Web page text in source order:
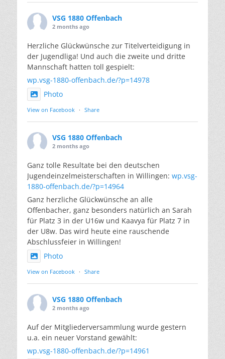
VSG 1880 Offenbach
2 months ago
Herzliche Glückwünsche zur Titelverteidigung in
der Jugendliga! Und auch die zweite und dritte
Mannschaft hatten toll gespielt:
wp.vsg-1880-offenbach.de/?p=14978
Photo
View on Facebook · Share
VSG 1880 Offenbach
2 months ago
Ganz tolle Resultate bei den deutschen
Jugendeinzelmeisterschaften in Willingen: wp.vsg-
1880-offenbach.de/?p=14964
Ganz herzliche Glückwünsche an alle
Offenbacher, ganz besonders natürlich an Sarah
für Platz 3 in der U16w und Kaavya für Platz 7 in
der U8w. Das wird heute eine rauschende
Abschlussfeier in Willingen!
Photo
View on Facebook · Share
VSG 1880 Offenbach
2 months ago
Auf der Mitgliederversammlung wurde gestern
u.a. ein neuer Vorstand gewählt:
wp.vsg-1880-offenbach.de/?p=14961